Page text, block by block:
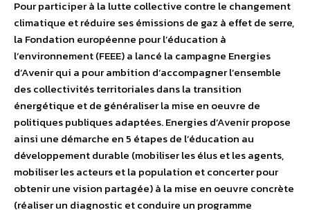
Pour participer à la lutte collective contre le changement
climatique et réduire ses émissions de gaz à effet de serre,
la Fondation européenne pour l’éducation à
l’environnement (FEEE) a lancé la campagne Energies
d’Avenir qui a pour ambition d’accompagner l’ensemble
des collectivités territoriales dans la transition
énergétique et de généraliser la mise en oeuvre de
politiques publiques adaptées. Energies d’Avenir propose
ainsi une démarche en 5 étapes de l’éducation au
développement durable (mobiliser les élus et les agents,
mobiliser les acteurs et la population et concerter pour
obtenir une vision partagée) à la mise en oeuvre concrète
(réaliser un diagnostic et conduire un programme